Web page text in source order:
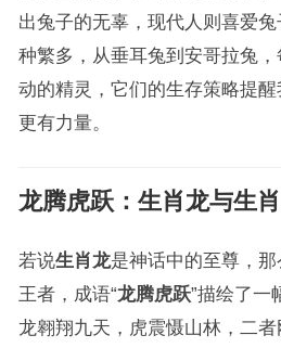
出兔子的无辜，现代人则喜爱
种繁多，从垂耳兔到安哥拉兔
动的精灵，它们的生存策略提
更有力量。
龙腾虎跃： 生肖龙与生
若说生肖龙是神话中的至尊，那
王者，成语“龙腾虎跃”描绘了
龙翱翔九天，虎震慑山林，二